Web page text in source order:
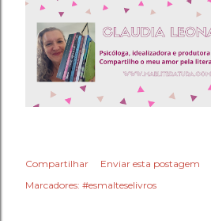
Compartilhar
Enviar esta postagem
Marcadores: #esmalteselivros